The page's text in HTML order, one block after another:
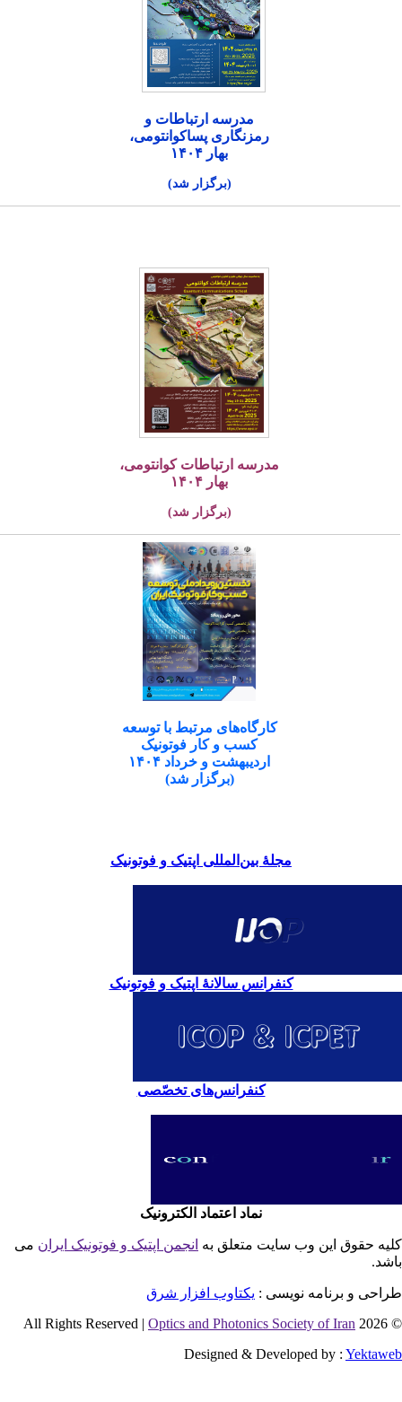
مدرسه ارتباطات و
رمزنگاری پساکوانتومی،
بهار ۱۴۰۴
(برگزار شد)
مدرسه ارتباطات کوانتومی،
بهار ۱۴۰۴
(برگزار شد)
کارگاه‌های مرتبط با توسعه
کسب و کار فوتونیک
اردیبهشت و خرداد ۱۴۰۴
(برگزار شد)
مجلۀ بین‌المللی اپتیک و فوتونیک
کنفرانس سالانۀ اپتیک و فوتونیک
کنفرانس‌های تخصّصی
نماد اعتماد الکترونیک
حقوق این وب سایت متعلق بهانجمن اپتیک و فوتونیک ایران می
و برنامه نویسی : یکتاوب افزار شرق
©
Optics and Photonics Society of Iran
Designed & Developed by :